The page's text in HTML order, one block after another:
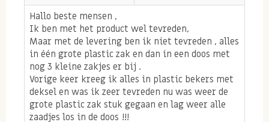
Chia zaden bestaan dus voornamelijk uit gezonde
vetten maar daarnaast ook uit anti-oxidanten zoals
vitamine E. Anti-oxidanten heeft het lichaam nodig
om vrije radicalen die te kunnen neutraliseren. Vrije
radicalen ontstaan in het lichaam door schadelijke
invloeden van buiten af (door
training/verzuring/eten/drinken). Deze vrije
Hallo beste mensen ,
Ik ben met het product wel tevreden,
Maar met de levering ben ik niet tevreden , alles
in één grote plastic zak en dan in een doos met
nog 3 kleine zakjes er bij .
Vorige keer kreeg ik alles in plastic bekers met
deksel en was ik zeer tevreden nu was weer de
grote plastic zak stuk gegaan en lag weer alle
zaadjes los in de doos !!!